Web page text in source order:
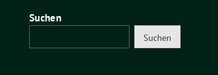
Suchen
Suchen